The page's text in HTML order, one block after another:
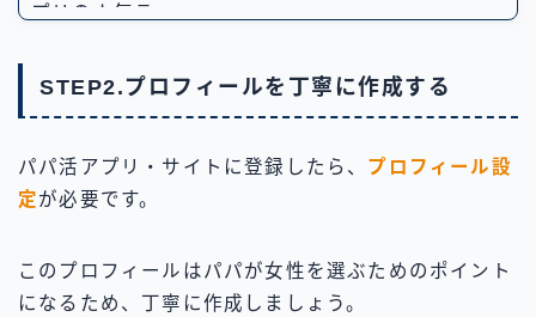
STEP2.プロフィールを丁寧に作成する
パパ活アプリ・サイトに登録したら、 プロフィール設
定が必要です。
このプロフィールはパパが女性を選ぶためのポイント
になるため、丁寧に作成しましょう。